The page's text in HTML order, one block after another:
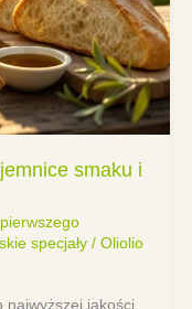
smaku i
specjały/ Oliolio
najwyższej jakości,